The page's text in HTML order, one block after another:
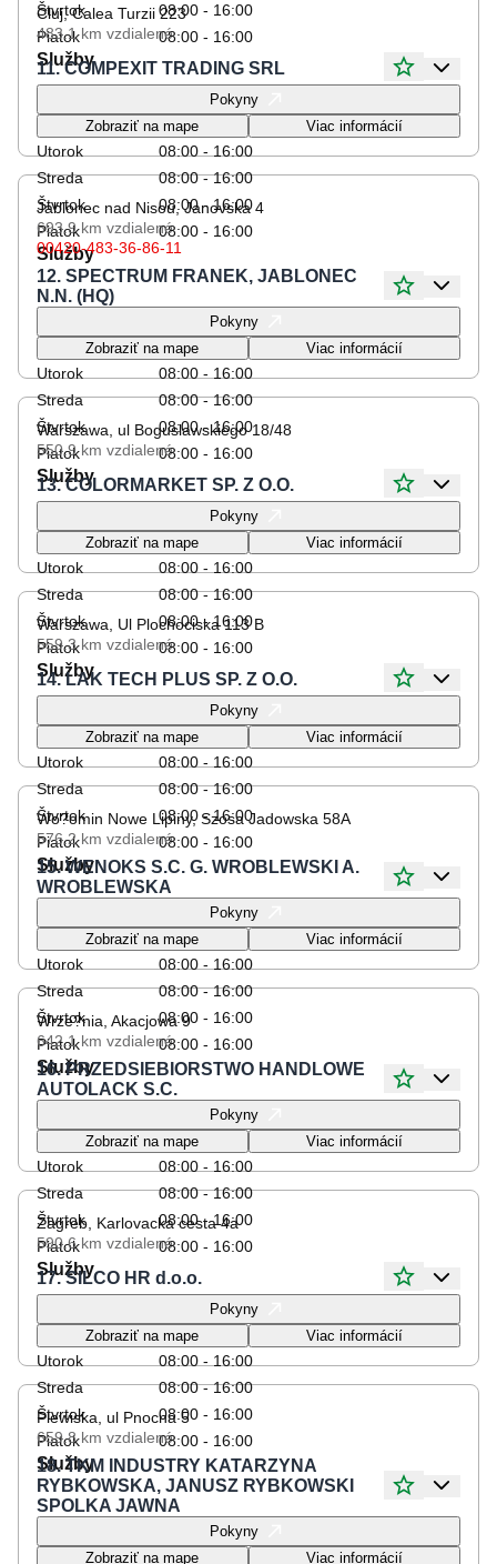
Štvrtok
08:00 - 16:00
Piatok
08:00 - 16:00
Služby
Cluj, Calea Turzii 223
483.1 km vzdialené
11. COMPEXIT TRADING SRL
Pondelok
08:00 - 16:00
Utorok
08:00 - 16:00
Streda
08:00 - 16:00
Štvrtok
08:00 - 16:00
Piatok
08:00 - 16:00
Služby
Pokyny
Zobraziť na mape
Viac informácií
Jablonec nad Nisou, Janovska 4
693.9 km vzdialené
00420-483-36-86-11
12. SPECTRUM FRANEK, JABLONEC
N.N. (HQ)
Pondelok
08:00 - 16:00
Utorok
08:00 - 16:00
Streda
08:00 - 16:00
Štvrtok
08:00 - 16:00
Piatok
08:00 - 16:00
Služby
Pokyny
Zobraziť na mape
Viac informácií
Warszawa, ul Boguslawskiego 18/48
550.9 km vzdialené
13. COLORMARKET SP. Z O.O.
Pondelok
08:00 - 16:00
Utorok
08:00 - 16:00
Streda
08:00 - 16:00
Štvrtok
08:00 - 16:00
Piatok
08:00 - 16:00
Služby
Pokyny
Zobraziť na mape
Viac informácií
Warszawa, Ul Plochociska 113 B
559.3 km vzdialené
14. LAK TECH PLUS SP. Z O.O.
Pondelok
08:00 - 16:00
Utorok
08:00 - 16:00
Streda
08:00 - 16:00
Štvrtok
08:00 - 16:00
Piatok
08:00 - 16:00
Služby
Pokyny
Zobraziť na mape
Viac informácií
Wo?omin Nowe Lipiny, Szosa Jadowska 58A
576.2 km vzdialené
15. WENOKS S.C. G. WROBLEWSKI A.
WROBLEWSKA
Pondelok
08:00 - 16:00
Utorok
08:00 - 16:00
Streda
08:00 - 16:00
Štvrtok
08:00 - 16:00
Piatok
08:00 - 16:00
Služby
Pokyny
Zobraziť na mape
Viac informácií
Wrze?nia, Akacjowa 9
642.1 km vzdialené
16. PRZEDSIEBIORSTWO HANDLOWE
AUTOLACK S.C.
Pondelok
08:00 - 16:00
Utorok
08:00 - 16:00
Streda
08:00 - 16:00
Štvrtok
08:00 - 16:00
Piatok
08:00 - 16:00
Služby
Pokyny
Zobraziť na mape
Viac informácií
Zagreb, Karlovacka cesta 4a
590.6 km vzdialené
17. SILCO HR d.o.o.
Pondelok
08:00 - 16:00
Utorok
08:00 - 16:00
Streda
08:00 - 16:00
Štvrtok
08:00 - 16:00
Piatok
08:00 - 16:00
Služby
Pokyny
Zobraziť na mape
Viac informácií
Plewiska, ul Pnocna 5
659.8 km vzdialené
18. TKM INDUSTRY KATARZYNA
RYBKOWSKA, JANUSZ RYBKOWSKI
SPOLKA JAWNA
Pondelok 08:00 - 16:00
Pokyny
Zobraziť na mape
Viac informácií